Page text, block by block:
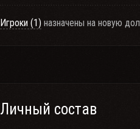
Игроки (1) назначены на новую
Личный состав